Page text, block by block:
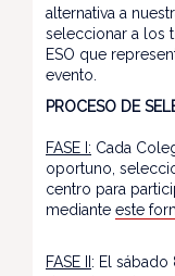
alternativa a
seleccionar a los
ESO que
evento.
PROCESO DE
FASE I: Cada
oportuno,
centro para
mediante este
FASE II : El sábado